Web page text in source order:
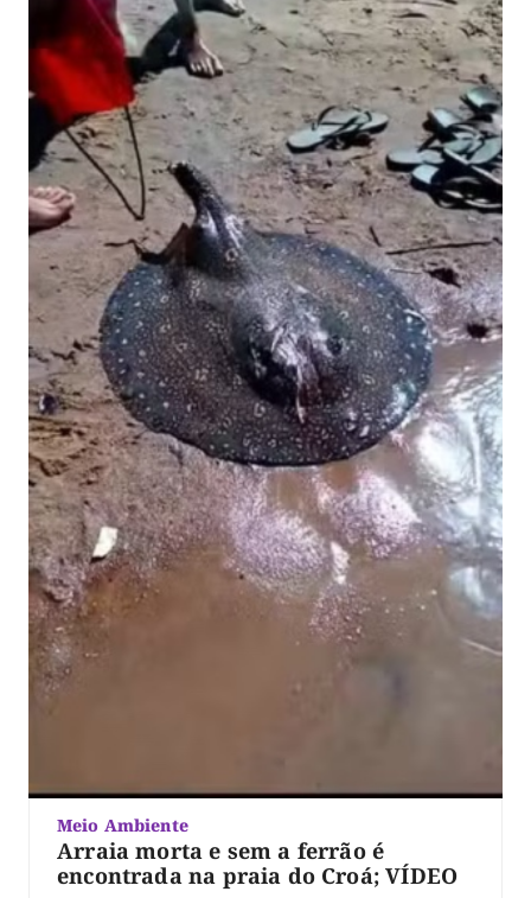
Meio Ambiente
Arraia morta e sem a ferrão é
encontrada na praia do Croá; VÍDEO